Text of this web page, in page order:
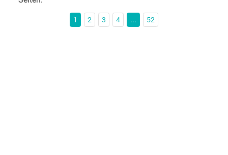
1 2 3 4 ... 52